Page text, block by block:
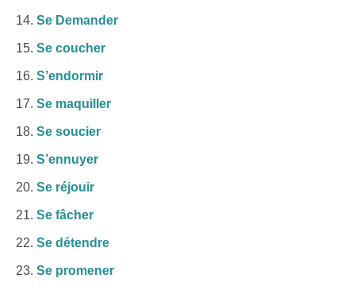
Se Demander
Se coucher
S’endormir
Se maquiller
Se soucier
S’ennuyer
Se réjouir
Se fâcher
Se détendre
Se promener